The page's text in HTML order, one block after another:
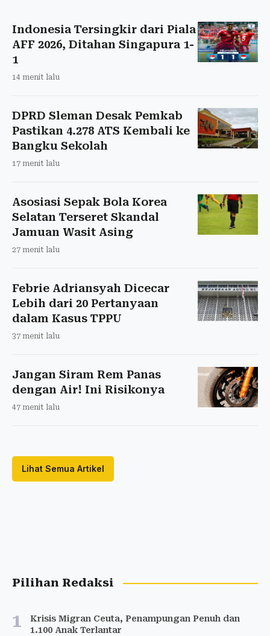
Indonesia Tersingkir dari Piala
AFF 2026, Ditahan Singapura 1-
1
14 menit lalu
DPRD Sleman Desak Pemkab
Pastikan 4.278 ATS Kembali ke
Bangku Sekolah
17 menit lalu
Asosiasi Sepak Bola Korea
Selatan Terseret Skandal
Jamuan Wasit Asing
27 menit lalu
Febrie Adriansyah Dicecar
Lebih dari 20 Pertanyaan
dalam Kasus TPPU
37 menit lalu
Jangan Siram Rem Panas
dengan Air! Ini Risikonya
47 menit lalu
Lihat Semua Artikel
Pilihan Redaksi
1
Krisis Migran Ceuta, Penampungan Penuh dan
1.100 Anak Terlantar